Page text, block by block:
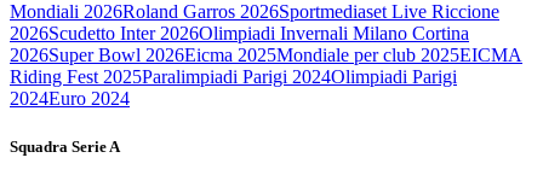
Mondiali 2026Roland Garros 2026Sportmediaset Live Riccione
2026Scudetto Inter 2026Olimpiadi Invernali Milano Cortina
2026Super Bowl 2026Eicma 2025Mondiale per club 2025EICMA
Riding Fest 2025Paralimpiadi Parigi 2024Olimpiadi Parigi
2024Euro 2024
Squadra Serie A